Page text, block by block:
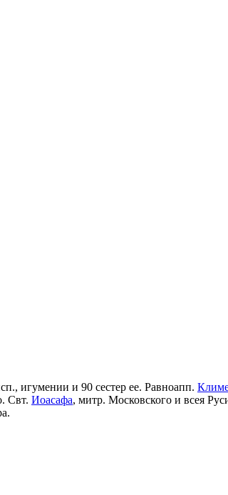
игумении и 90 сестер ее. Равноапп.
Свт. Иоасафа, митр. Московского и всея